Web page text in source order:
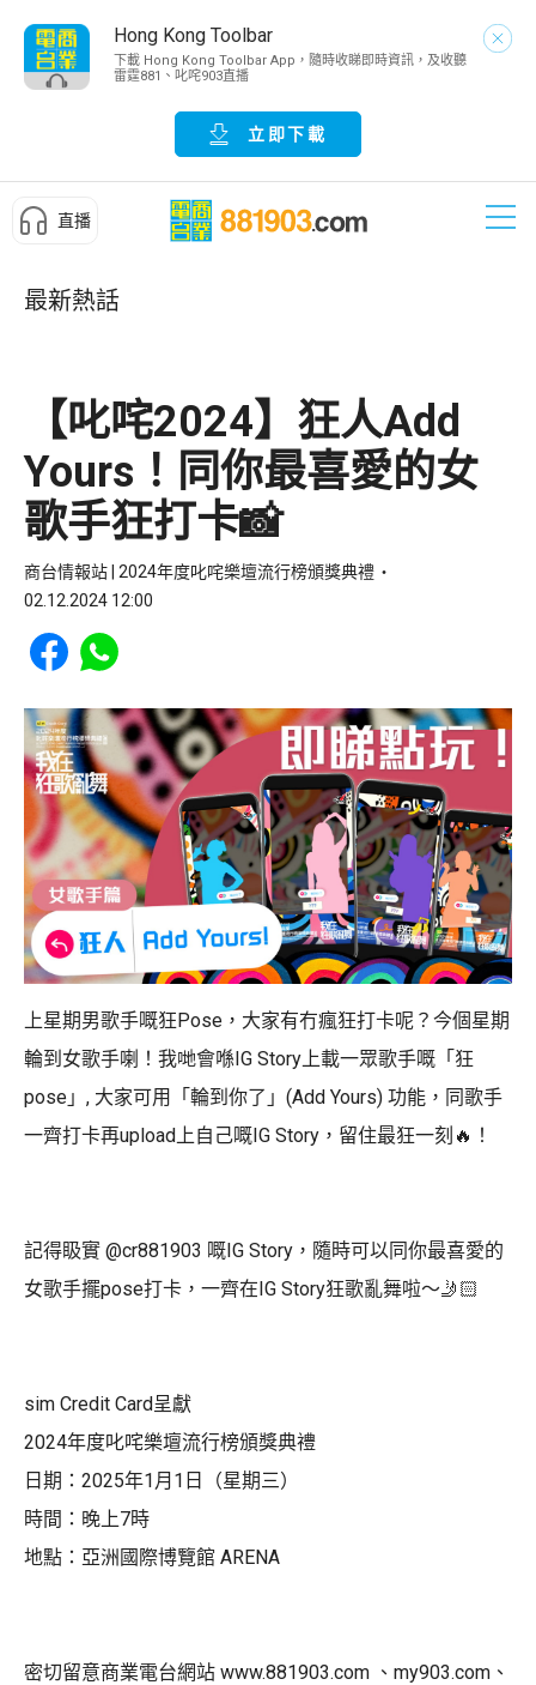
Hong Kong Toolbar
下載 Hong Kong Toolbar App，隨時收睇即時資訊，及收聽
雷霆881、叱咤903直播
立即下載
直播
最新熱話
【叱咤2024】狂人Add
Yours！同你最喜愛的女
歌手狂打卡📸
商台情報站 | 2024年度叱咤樂壇流行榜頒獎典禮
02.12.2024 12:00
Share to Facebook
Share to WhatsApp
上星期男歌手嘅狂Pose，大家有冇瘋狂打卡呢？今個星期
輪到女歌手喇！我哋會喺IG Story上載一眾歌手嘅「狂
pose」, 大家可用「輪到你了」(Add Yours) 功能，同歌手
一齊打卡再upload上自己嘅IG Story，留住最狂一刻🔥！
記得𥄫實 @cr881903 嘅IG Story，隨時可以同你最喜愛的
女歌手擺pose打卡，一齊在IG Story狂歌亂舞啦～🤳🏻
sim Credit Card呈獻
2024年度叱咤樂壇流行榜頒獎典禮
日期：2025年1月1日（星期三）
時間：晚上7時
地點：亞洲國際博覽館 ARENA
密切留意商業電台網站 www.881903.com 、my903.com、